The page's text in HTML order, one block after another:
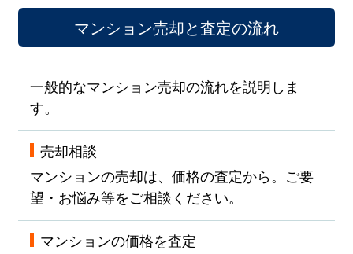
マンション売却と査定の流れ
一般的なマンション売却の流れを説明しま
す。
売却相談
マンションの売却は、価格の査定から。ご要
望・お悩み等をご相談ください。
マンションの価格を査定